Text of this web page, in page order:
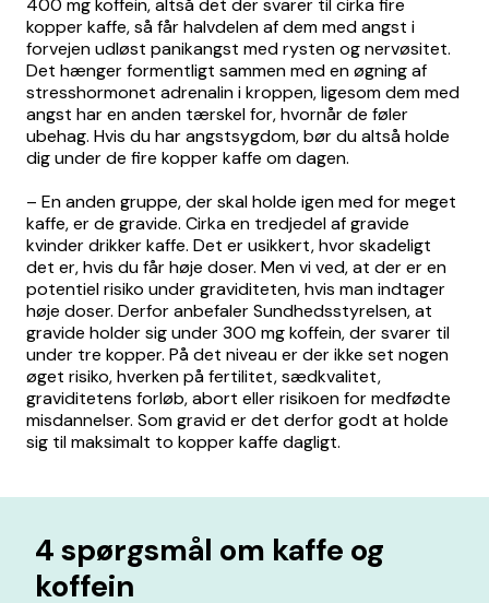
400 mg koffein, altså det der svarer til cirka fire
kopper kaffe, så får halvdelen af dem med angst i
forvejen udløst panikangst med rysten og nervøsitet.
Det hænger formentligt sammen med en øgning af
stresshormonet adrenalin i kroppen, ligesom dem med
angst har en anden tærskel for, hvornår de føler
ubehag. Hvis du har angstsygdom, bør du altså holde
dig under de fire kopper kaffe om dagen.
– En anden gruppe, der skal holde igen med for meget
kaffe, er de gravide. Cirka en tredjedel af gravide
kvinder drikker kaffe. Det er usikkert, hvor skadeligt
det er, hvis du får høje doser. Men vi ved, at der er en
potentiel risiko under graviditeten, hvis man indtager
høje doser. Derfor anbefaler Sundhedsstyrelsen, at
gravide holder sig under 300 mg koffein, der svarer til
under tre kopper. På det niveau er der ikke set nogen
øget risiko, hverken på fertilitet, sædkvalitet,
graviditetens forløb, abort eller risikoen for medfødte
misdannelser. Som gravid er det derfor godt at holde
sig til maksimalt to kopper kaffe dagligt.
4 spørgsmål om kaffe og
koffein